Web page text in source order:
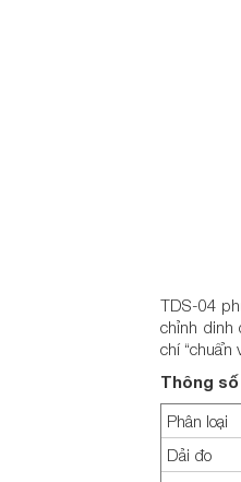
TDS-04
chỉnh dinh
chí “chuẩn
Thông
Phân loại
Dải đo